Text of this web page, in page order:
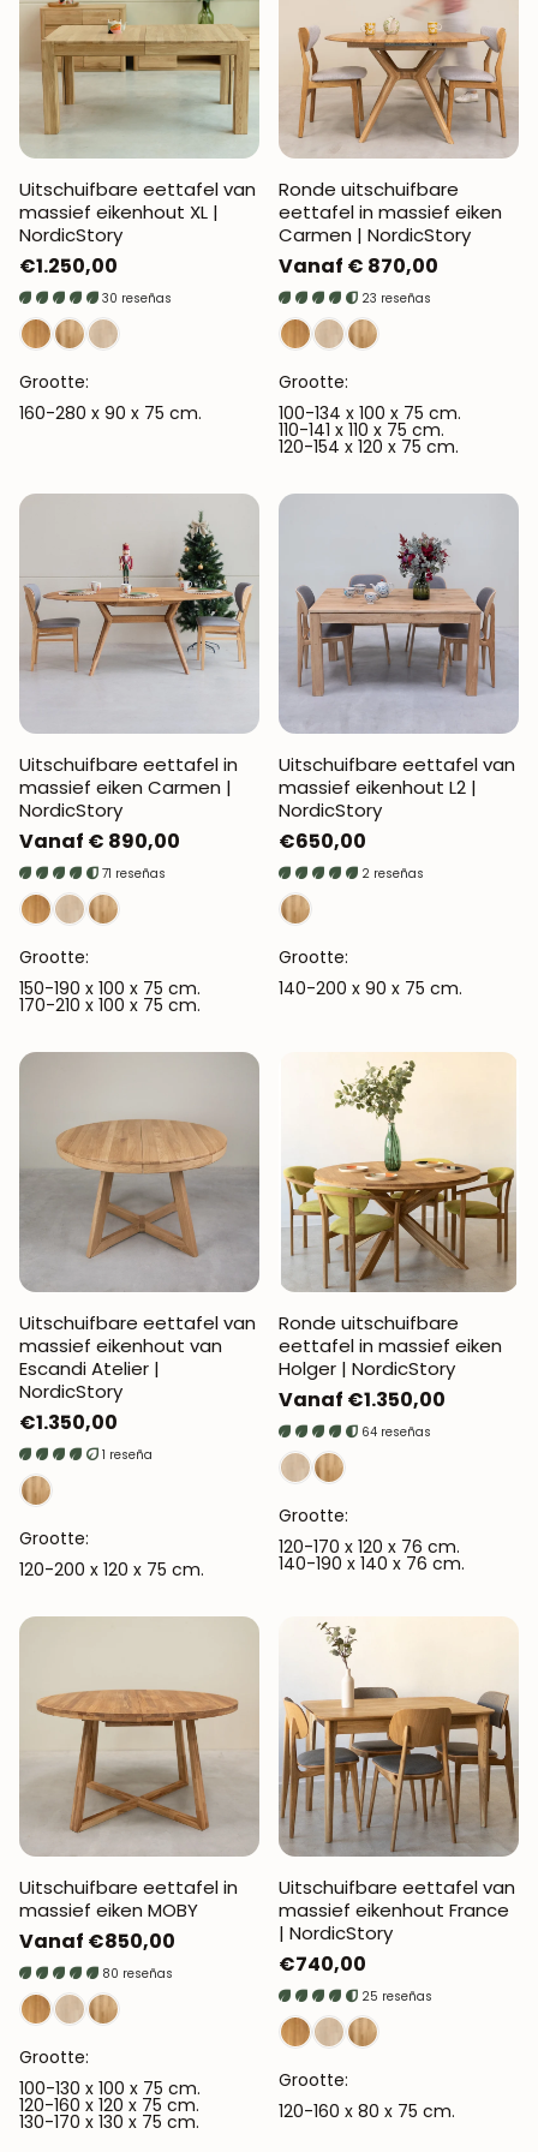
Uitschuifbare eettafel van
massief eikenhout XL |
NordicStory
Normale
prijs
€1.250,00
30 reseñas
Grootte:
160-280 x 90 x 75 cm.
Ronde uitschuifbare
eettafel in massief eiken
Carmen | NordicStory
Normale
prijs
Vanaf € 870,00
23 reseñas
Grootte:
100-134 x 100 x 75 cm.
110-141 x 110 x 75 cm.
120-154 x 120 x 75 cm.
Uitschuifbare eettafel in
massief eiken Carmen |
NordicStory
Normale
prijs
Vanaf € 890,00
71 reseñas
Grootte:
150-190 x 100 x 75 cm.
170-210 x 100 x 75 cm.
Uitschuifbare eettafel van
massief eikenhout L2 |
NordicStory
Normale
prijs
€650,00
2 reseñas
Grootte:
140-200 x 90 x 75 cm.
Uitschuifbare eettafel van
massief eikenhout van
Escandi Atelier |
NordicStory
Normale
prijs
€1.350,00
1 reseña
Grootte:
120-200 x 120 x 75 cm.
Ronde uitschuifbare
eettafel in massief eiken
Holger | NordicStory
Normale
prijs
Vanaf €1.350,00
64 reseñas
Grootte:
120-170 x 120 x 76 cm.
140-190 x 140 x 76 cm.
Uitschuifbare eettafel in
massief eiken MOBY
Normale
prijs
Vanaf €850,00
80 reseñas
Grootte:
100-130 x 100 x 75 cm.
120-160 x 120 x 75 cm.
130-170 x 130 x 75 cm.
Uitschuifbare eettafel van
massief eikenhout France
| NordicStory
Normale
prijs
€740,00
25 reseñas
Grootte:
120-160 x 80 x 75 cm.